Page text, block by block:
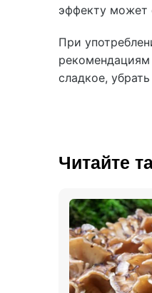
эффекту может
При
сладкое,
Читайте